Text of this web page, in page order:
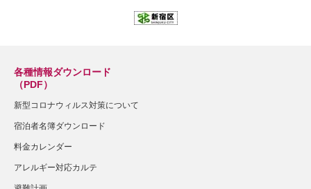
各種情報ダウンロード
（PDF）
新型コロナウィルス対策について
宿泊者名簿ダウンロード
料金カレンダー
アレルギー対応カルテ